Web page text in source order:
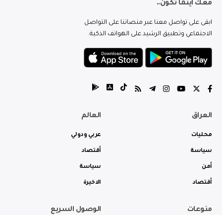
معك اينما تكون..
ابقى على تواصل معنا عبر منصاتنا على التواصل
الاجتماعي وتطبيق الرشيد على الهواتف الذكية.
العراق
محليات
سياسة
أمن
أقتصاد
العالم
عربي ودولي
أقتصاد
سياسة
الاخيرة
منوعات الوصول السريع